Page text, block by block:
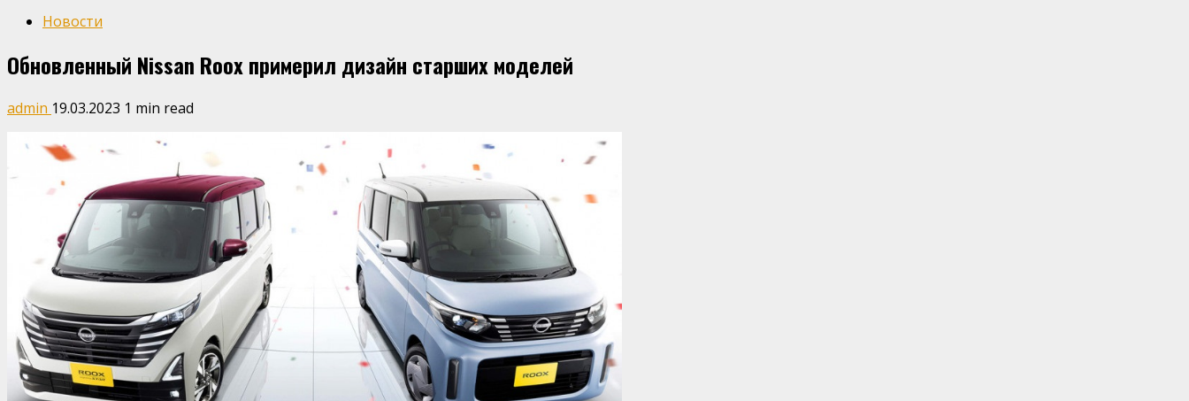
Новости
Обновленный Nissan Roox примерил дизайн старших моделей
admin 19.03.2023 1 min read